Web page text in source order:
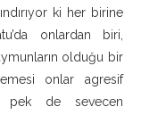
ki her birine
onlardan biri,
olduğu bir
onlar agresif
pek de sevecen